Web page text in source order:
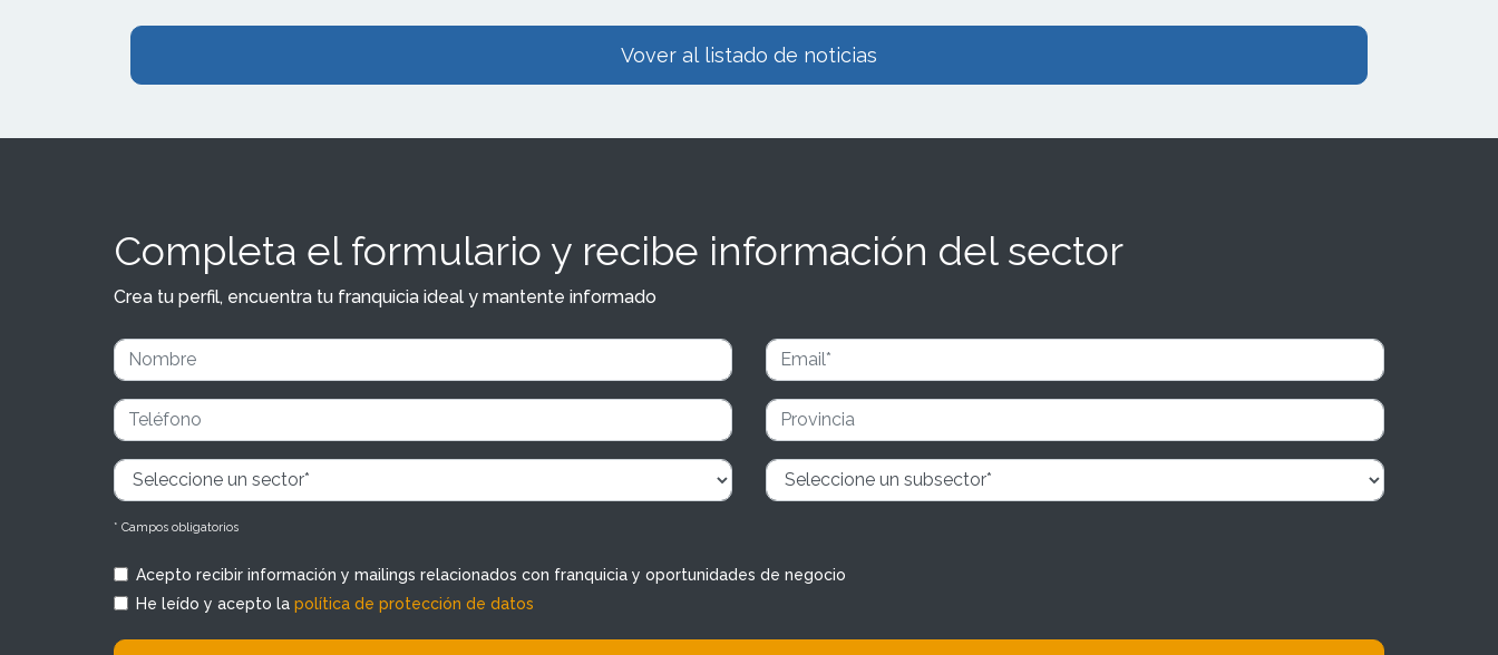
Vover al listado de noticias
Completa el formulario y recibe información del sector
Crea tu perfil, encuentra tu franquicia ideal y mantente informado
* Campos obligatorios
Acepto recibir información y mailings relacionados con franquicia y oportunidades de negocio
He leído y acepto la política de protección de datos